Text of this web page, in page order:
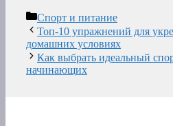
Рубрики
Спорт и питание
Топ-10 упражнений для
домашних условиях
Как выбрать идеальный
начинающих